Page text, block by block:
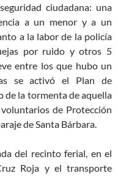
ciudadana: una
a un menor y a un
a la labor de la policía
por ruido y otros 5
entre los que hubo un
se activó el Plan de
de la tormenta de aquella
de Protección
de Santa Bárbara.
del recinto ferial, en el
Roja y el transporte